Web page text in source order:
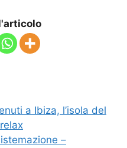
a Ibiza, l’isola del
–